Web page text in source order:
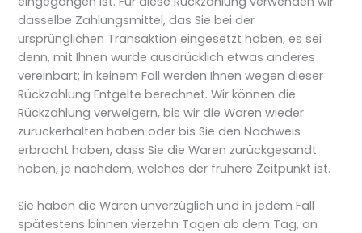
dasselbe Zahlungsmittel, das Sie bei der
ursprünglichen Transaktion eingesetzt haben, es sei
denn, mit Ihnen wurde ausdrücklich etwas anderes
vereinbart; in keinem Fall werden Ihnen wegen dieser
Rückzahlung Entgelte berechnet. Wir können die
Rückzahlung verweigern, bis wir die Waren wieder
zurückerhalten haben oder bis Sie den Nachweis
erbracht haben, dass Sie die Waren zurückgesandt
haben, je nachdem, welches der frühere Zeitpunkt ist.
Sie haben die Waren unverzüglich und in jedem Fall
spätestens binnen vierzehn Tagen ab dem Tag, an